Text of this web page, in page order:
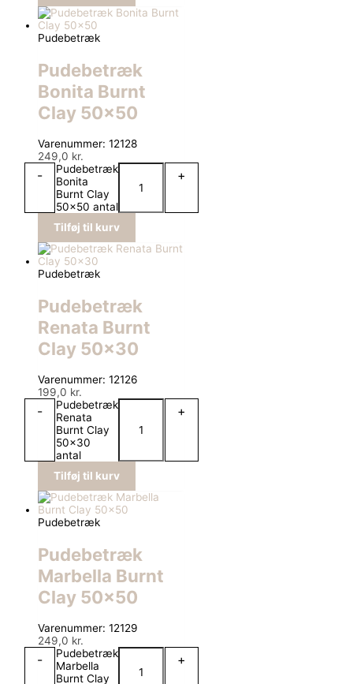
Pudebetræk
Pudebetræk
Bonita Burnt
Clay 50×50
Varenummer: 12128
249,0 kr.
-
Pudebetræk
Bonita
Burnt Clay
50x50 antal
+
Tilføj til kurv
Pudebetræk
Pudebetræk
Renata Burnt
Clay 50×30
Varenummer: 12126
199,0 kr.
-
Pudebetræk
Renata
Burnt Clay
50x30
antal
+
Tilføj til kurv
Pudebetræk
Pudebetræk
Marbella Burnt
Clay 50×50
Varenummer: 12129
249,0 kr.
-
Pudebetræk
Marbella
Burnt Clay
+